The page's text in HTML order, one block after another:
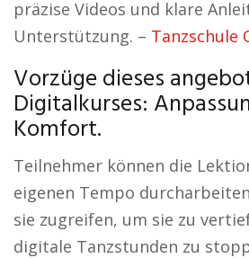
präzise Videos und klare
Unterstützung. – Tanzschule
Vorzüge dieses
Digitalkurses:
Komfort.
Teilnehmer können die
eigenen Tempo
sie zugreifen, um sie zu
digitale Tanzstunden zu